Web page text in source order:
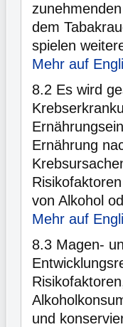
dem
spielen
Mehr auf
8.2 Es wird
Ernährung
von Alkohol
Mehr auf
8.3 Magen-
und